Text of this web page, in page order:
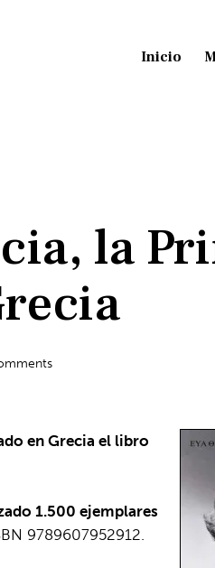
Inicio
la
en Grecia el libro
1.500 ejemplares
9789607952912.